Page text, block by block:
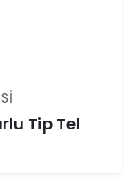
Tip Tel